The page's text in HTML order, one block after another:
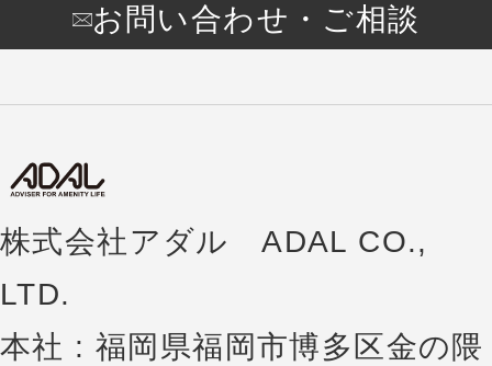
お問い合わせ・ご相談
株式会社アダル ADAL CO.,
LTD.
本社 : 福岡県福岡市博多区金の隈